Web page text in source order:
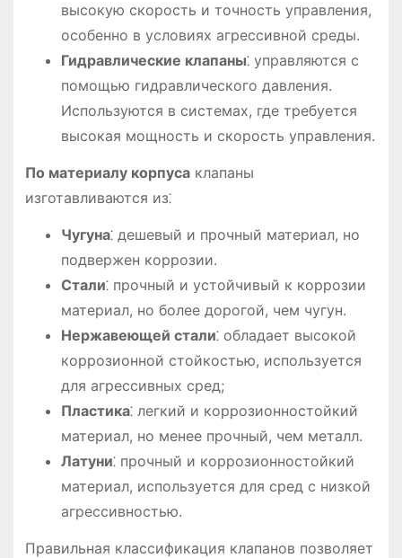
высокую скорость и точность управления,
особенно в условиях агрессивной среды.
Гидравлические клапаны⁚ управляются с
помощью гидравлического давления.
Используются в системах, где требуется
высокая мощность и скорость управления.
По материалу корпусаклапаны
изготавливаются из⁚
Чугуна⁚ дешевый и прочный материал, но
подвержен коррозии.
Стали⁚ прочный и устойчивый к коррозии
материал, но более дорогой, чем чугун.
Нержавеющей стали⁚ обладает высокой
коррозионной стойкостью, используется
для агрессивных сред;
Пластика⁚ легкий и коррозионностойкий
материал, но менее прочный, чем металл.
Латуни⁚ прочный и коррозионностойкий
материал, используется для сред с низкой
агрессивностью.
Правильная классификация клапанов позволяет